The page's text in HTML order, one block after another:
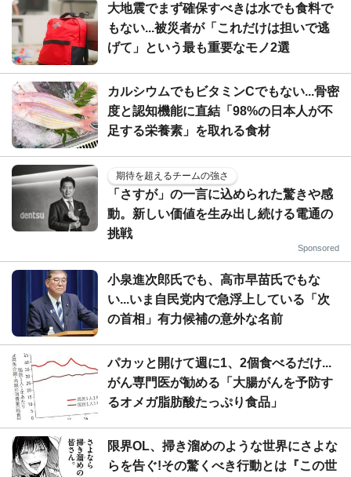
大地震でまず確保すべきは水でも食料で
もない...被災者が「これだけは担いで逃
げて」という最も重要なモノ2選
カルシウムでもビタミンCでもない...骨密
度と認知機能に直結「98%の日本人が不
足する栄養素」を取れる食材
期待を超えるチームの強さ
「さすが」の一言に込められた驚きや感
動。新しい価値を生み出し続ける電通の
挑戦
Sponsored
小泉進次郎氏でも、高市早苗氏でもな
い...いま自民党内で急浮上している「次
の首相」有力候補の意外な名前
パカッと開けて週に1、2個食べるだけ...
がん専門医が勧める「大腸がんを予防す
るオメガ脂肪酸たっぷり食品」
限界OL、掃き溜めのような世界にさよな
らを告ぐ!その驚くべき行動とは『この世